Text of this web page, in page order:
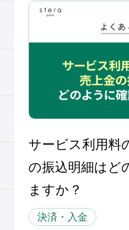
サービス利用料
の振込明細はど
ますか？
決済・入金